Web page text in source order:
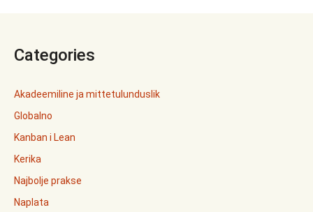
Categories
Akadeemiline ja mittetulunduslik
Globalno
Kanban i Lean
Kerika
Najbolje prakse
Naplata